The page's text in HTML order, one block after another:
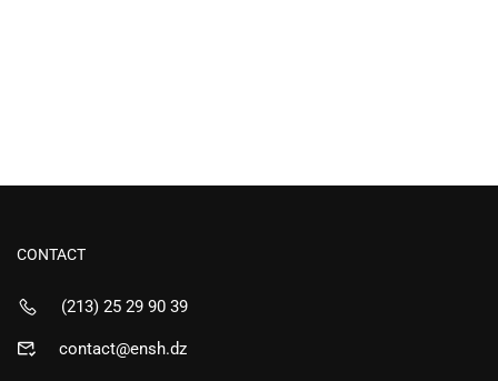
CONTACT
(213) 25 29 90 39
contact@ensh.dz